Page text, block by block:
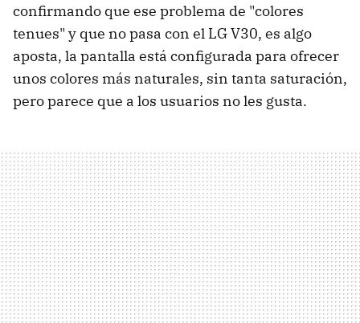
confirmando que ese problema de "colores
tenues" y que no pasa con el LG V30, es algo
aposta, la pantalla está configurada para ofrecer
unos colores más naturales, sin tanta saturación,
pero parece que a los usuarios no les gusta.